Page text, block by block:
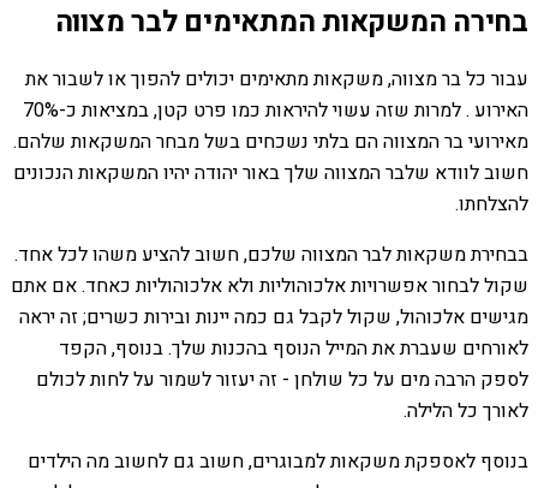
בחירה המשקאות המתאימים לבר מצווה
עבור כל בר מצווה, משקאות מתאימים יכולים להפוך או לשבור את
האירוע . למרות שזה עשוי להיראות כמו פרט קטן, במציאות כ-70%
מאירועי בר המצווה הם בלתי נשכחים בשל מבחר המשקאות שלהם.
חשוב לוודא שלבר המצווה שלך באור יהודה יהיו המשקאות הנכונים
להצלחתו.
בבחירת משקאות לבר המצווה שלכם, חשוב להציע משהו לכל אחד.
שקול לבחור אפשרויות אלכוהוליות ולא אלכוהוליות כאחד. אם אתם
מגישים אלכוהול, שקול לקבל גם כמה יינות ובירות כשרים; זה יראה
לאורחים שעברת את המייל הנוסף בהכנות שלך. בנוסף, הקפד
לספק הרבה מים על כל שולחן - זה יעזור לשמור על לחות לכולם
לאורך כל הלילה.
בנוסף לאספקת משקאות למבוגרים, חשוב גם לחשוב מה הילדים